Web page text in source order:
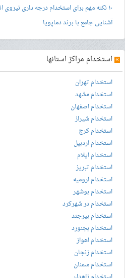
۱۰ نکته مهم برای استخدام درجه داری نیروی انتظامی
آشنایی جامع با برند دماپویا
» استخدام مراکز استانها
استخدام تهران
استخدام مشهد
استخدام اصفهان
استخدام شیراز
استخدام کرج
استخدام اردبیل
استخدام ایلام
استخدام تبریز
استخدام ارومیه
استخدام بوشهر
استخدام در شهرکرد
استخدام بیرجند
استخدام بجنورد
استخدام اهواز
استخدام زنجان
استخدام سمنان